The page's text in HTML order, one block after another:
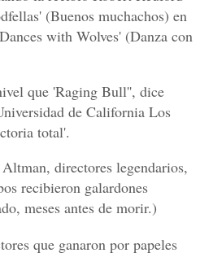
(Buenos muchachos) en
with Wolves' (Danza con
que 'Raging Bull'', dice
de California Los
total'.
directores legendarios,
recibieron galardones
meses antes de morir.)
que ganaron por papeles